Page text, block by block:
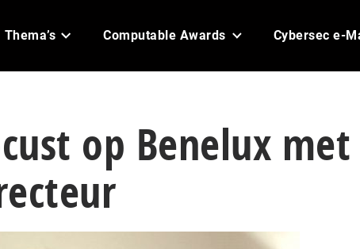
Thema’s Computable Awards Cybersec e-
op Benelux met